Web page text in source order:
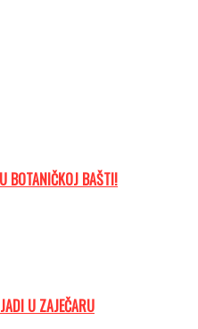
BOTANIČKOJ BAŠTI!
U ZAJEČARU